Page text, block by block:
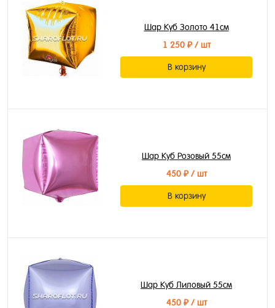
Шар Куб Золото 41см
1 250 ₽/ шт
В корзину
Шар Куб Розовый 55см
450 ₽/ шт
В корзину
Шар Куб Лиловый 55см
450 ₽/ шт